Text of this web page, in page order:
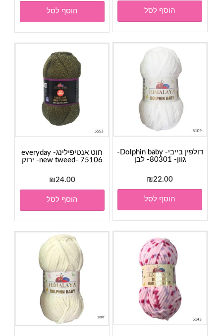
הוסף לסל הוסף לסל
דולפין בייבי- Dolphin baby-
גוון- 80301- לבן
₪22.00
הוסף לסל
חוט אנטיפילינג- everyday
new tweed- 75106- ירוק
₪24.00
הוסף לסל